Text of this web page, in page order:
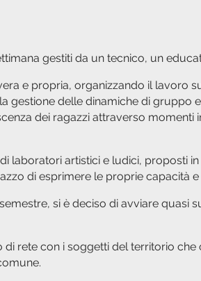
gestiti da un tecnico, un
e propria, organizzando il lavoro
gestione delle dinamiche di
dei ragazzi attraverso
laboratori artistici e ludici, proposti
di esprimere le proprie capacità e
si è deciso di avviare quasi
di rete con i soggetti del territorio